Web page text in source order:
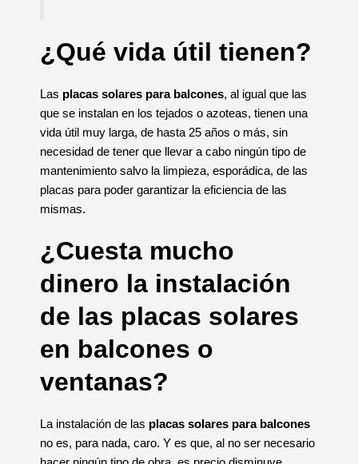
¿Qué vida útil tienen?
Las placas solares para balcones, al igual que las
que se instalan en los tejados o azoteas, tienen una
vida útil muy larga, de hasta 25 años o más, sin
necesidad de tener que llevar a cabo ningún tipo de
mantenimiento salvo la limpieza, esporádica, de las
placas para poder garantizar la eficiencia de las
mismas.
¿Cuesta mucho
dinero la instalación
de las placas solares
en balcones o
ventanas?
La instalación de las placas solares para balcones
no es, para nada, caro. Y es que, al no ser necesario